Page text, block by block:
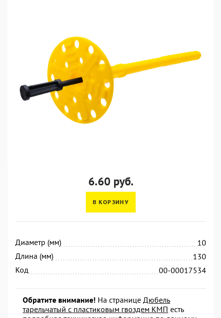
6.60 руб.
В КОРЗИНУ
Диаметр (мм)
10
Длина (мм)
130
Код
00-00017534
Обратите внимание! На странице Дюбель
тарельчатый с пластиковым гвоздем КМП есть